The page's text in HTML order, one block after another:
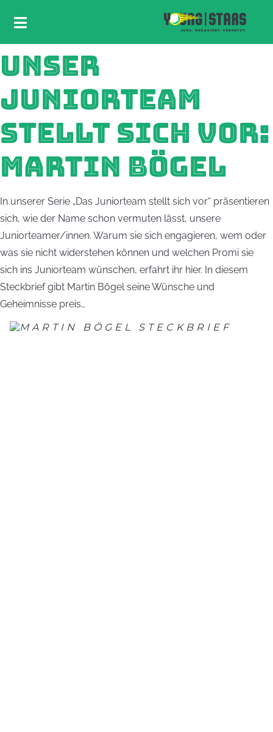
UNSER
JUNIORTEAM
STELLT SICH VOR:
MARTIN BÖGEL
In unserer Serie „Das Juniorteam stellt sich vor“ präsentieren
sich, wie der Name schon vermuten lässt, unsere
Juniorteamer/innen. Warum sie sich engagieren, wem oder
was sie nicht widerstehen können und welchen Promi sie
sich ins Juniorteam wünschen, erfahrt ihr hier. In diesem
Steckbrief gibt Martin Bögel seine Wünsche und
Geheimnisse preis…